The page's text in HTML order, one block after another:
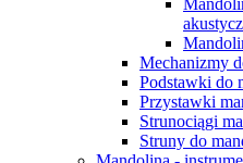
Mechanizmy
Podstawki do
Przystawki
Strunociągi
Struny do